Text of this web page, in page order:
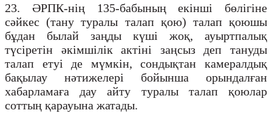
23. ӘРПК-нің 135-бабының екінші бөлігіне
сәйкес (тану туралы талап қою) талап қоюшы
бұдан былай заңды күші жоқ, ауыртпалық
түсіретін әкімшілік актіні заңсыз деп тануды
талап етуі де мүмкін, сондықтан камералдық
бақылау нәтижелері бойынша орындалған
хабарламаға дау айту туралы талап қоюлар
соттың қарауына жатады.